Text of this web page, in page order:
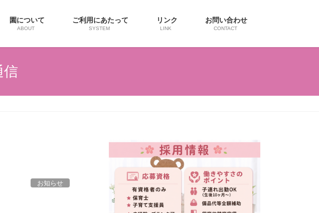
園について
ABOUT
ご利用にあたって
SYSTEM
リンク
LINK
お問い合わせ
CONTACT
信
お知らせ